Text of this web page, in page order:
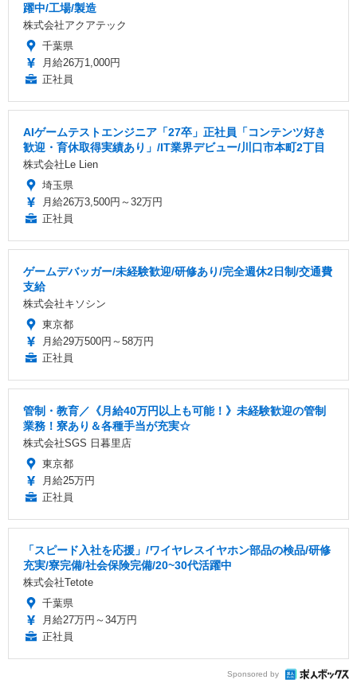
躍中/工場/製造
株式会社アクアテック
千葉県
月給26万1,000円
正社員
AIゲームテストエンジニア「27卒」正社員「コンテンツ好き
歓迎・育休取得実績あり」/IT業界デビュー/川口市本町2丁目
株式会社Le Lien
埼玉県
月給26万3,500円～32万円
正社員
ゲームデバッガー/未経験歓迎/研修あり/完全週休2日制/交通費
支給
株式会社キソシン
東京都
月給29万500円～58万円
正社員
管制・教育／《月給40万円以上も可能！》未経験歓迎の管制
業務！寮あり＆各種手当が充実☆
株式会社SGS 日暮里店
東京都
月給25万円
正社員
「スピード入社を応援」/ワイヤレスイヤホン部品の検品/研修
充実/寮完備/社会保険完備/20~30代活躍中
株式会社Tetote
千葉県
月給27万円～34万円
正社員
Sponsored by